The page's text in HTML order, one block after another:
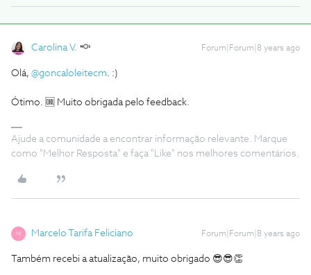
Carolina V. Forum|Forum|8 years ago
Olá, @goncaloleitecm. :)
Ótimo. 🆒 Muito obrigada pelo feedback.
Ajude a comunidade a encontrar informação relevante. Marque
como "Melhor Resposta" e faça "Like" nos melhores comentários.
M Marcelo Tarifa Feliciano Forum|Forum|8 years ago
Também recebi a atualização, muito obrigado 😎😎👏